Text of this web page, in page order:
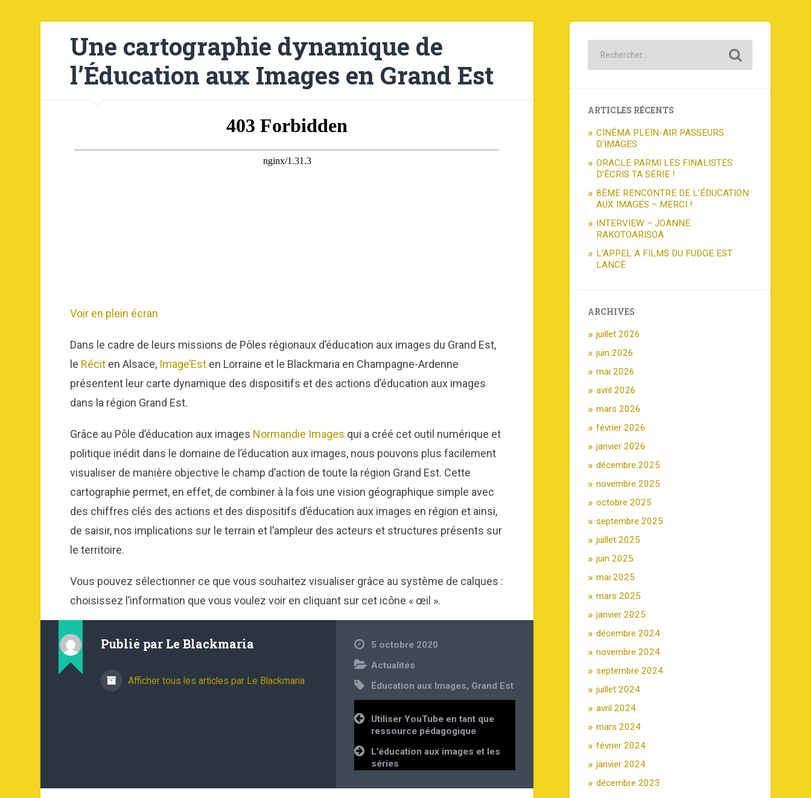
Une cartographie dynamique de
l’Éducation aux Images en Grand Est
Voir en plein écran
Dans le cadre de leurs missions de Pôles régionaux d’éducation aux images du Grand Est,
le Récit en Alsace, Image’Est en Lorraine et le Blackmaria en Champagne-Ardenne
présentent leur carte dynamique des dispositifs et des actions d’éducation aux images
dans la région Grand Est.
Grâce au Pôle d’éducation aux images Normandie Images qui a créé cet outil numérique et
politique inédit dans le domaine de l’éducation aux images, nous pouvons plus facilement
visualiser de manière objective le champ d’action de toute la région Grand Est. Cette
cartographie permet, en effet, de combiner à la fois une vision géographique simple avec
des chiffres clés des actions et des dispositifs d’éducation aux images en région et ainsi,
de saisir, nos implications sur le terrain et l’ampleur des acteurs et structures présents sur
le territoire.
Vous pouvez sélectionner ce que vous souhaitez visualiser grâce au système de calques :
choisissez l’information que vous voulez voir en cliquant sur cet icône « œil ».
Publié par Le Blackmaria
Afficher tous les articles par Le Blackmaria
5 octobre 2020
Actualités
Éducation aux Images, Grand Est
Navigation
de
Utiliser YouTube en tant que
ressource pédagogique
L’éducation aux images et les
séries
ARTICLES RÉCENTS
CINÉMA PLEIN-AIR PASSEURS
D’IMAGES
ORACLE PARMI LES FINALISTES
D’ÉCRIS TA SÉRIE !
8ÈME RENCONTRE DE L’ÉDUCATION
AUX IMAGES – MERCI !
INTERVIEW – JOANNE
RAKOTOARISOA
L’APPEL A FILMS DU FUDGE EST
LANCÉ
ARCHIVES
juillet 2026
juin 2026
mai 2026
avril 2026
mars 2026
février 2026
janvier 2026
décembre 2025
novembre 2025
octobre 2025
septembre 2025
juillet 2025
juin 2025
mai 2025
mars 2025
janvier 2025
décembre 2024
novembre 2024
septembre 2024
juillet 2024
avril 2024
mars 2024
février 2024
janvier 2024
décembre 2023